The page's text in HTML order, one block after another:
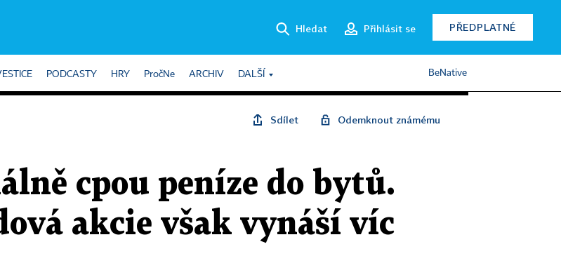
Hledat Přihlásit se PŘEDPLATNÉ
PODCASTY HRY PročNe ARCHIV DALŠÍ BeNative
Sdílet Odemknout známému
cpou peníze do bytů.
akcie však vynáší víc